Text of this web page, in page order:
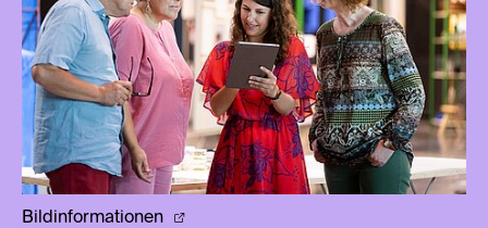
Bildinformationen